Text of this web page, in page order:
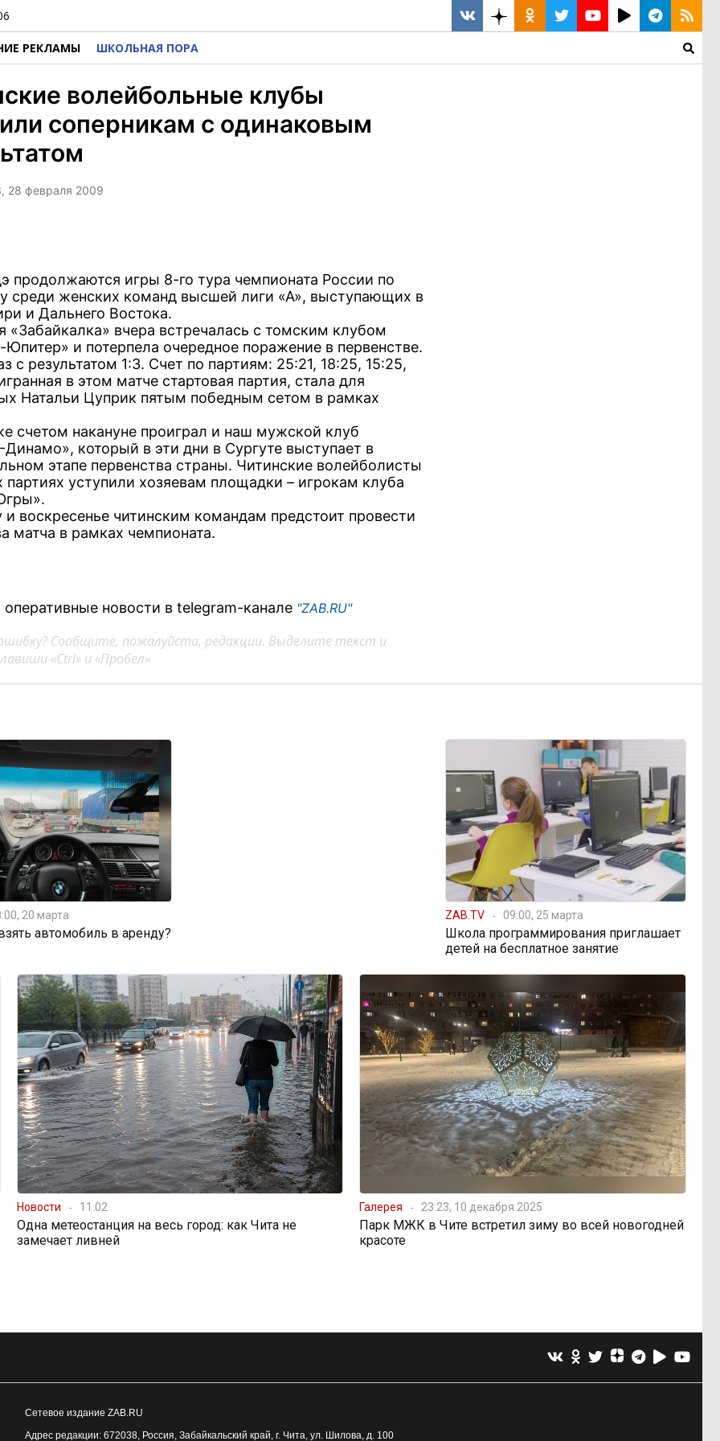
РЕКЛАМЫ ШКОЛЬНАЯ ПОРА
волейбольные клубы
соперникам с одинаковым
28 февраля 2009
продолжаются игры 8-го тура чемпионата России по
среди женских команд высшей лиги «А», выступающих в
и Дальнего Востока.
«Забайкалка» вчера встречалась с томским клубом
и потерпела очередное поражение в первенстве.
с результатом 1:3. Счет по партиям: 25:21, 18:25, 15:25,
в этом матче стартовая партия, стала для
Натальи Цуприк пятым победным сетом в рамках
счетом накануне проиграл и наш мужской клуб
Динамо», который в эти дни в Сургуте выступает в
этапе первенства страны. Читинские волейболисты
партиях уступили хозяевам площадки – игрокам клуба
и воскресенье читинским командам предстоит провести
матча в рамках чемпионата.
новости в telegram-канале "ZAB.RU"
Сообщите, пожалуйста, редакции. Выделите текст и
«Ctrl» и «Пробел»
20 марта
автомобиль в аренду?
ZAB.TV 09:00, 25 марта
Школа программирования приглашает
детей на бесплатное занятие
Новости 11:02
Одна метеостанция на весь город: как Чита не
замечает ливней
Галерея 23:23, 10 декабря 2025
Парк МЖК в Чите встретил зиму во всей новогодней
красоте
Сетевое издание ZAB.RU
Адрес редакции: 672038, Россия, Забайкальский край, г. Чита, ул. Шилова, д. 100